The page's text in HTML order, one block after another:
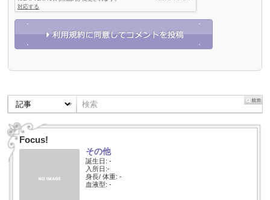
Focus!
その他
誕生日: -
入所日:-
身長/ 体重: -
血液型: -